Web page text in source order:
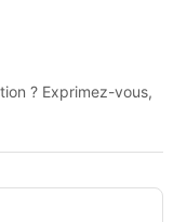
? Exprimez-vous,